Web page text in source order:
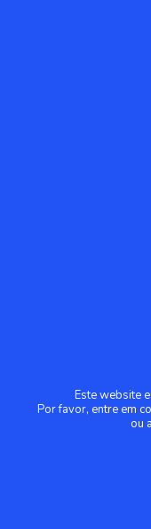
Este website
Por favor, entre em
ou